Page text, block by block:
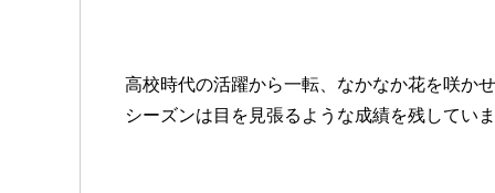
高校時代の活躍から一転、なかなか花を咲か
シーズンは目を見張るような成績を残してい